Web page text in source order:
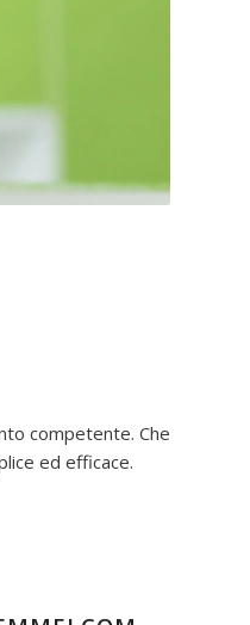
competente. Che
ed efficace.